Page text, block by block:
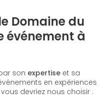
Domaine du
événement à
son expertise et sa
en expériences
devriez nous choisir :